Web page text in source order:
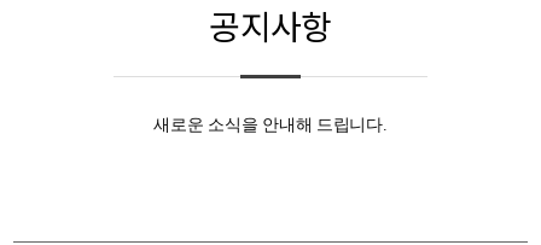
공지사항
새로운 소식을 안내해 드립니다.